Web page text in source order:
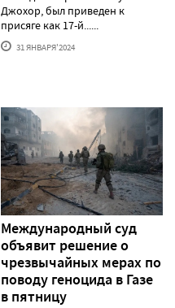
Джохор, был приведен к
присяге как 17-й......
31 ЯНВАРЯ'2024
Международный суд
объявит решение о
чрезвычайных мерах по
поводу геноцида в Газе
в пятницу